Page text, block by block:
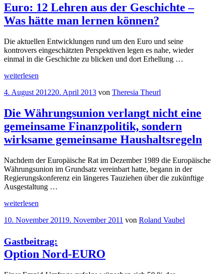
–
Das
süße
von
Zinsober-
und
Euro: 12 Lehren aus der Geschichte –
Was hätte man lernen können?
Die aktuellen Entwicklungen rund um den Euro und seine
kontrovers eingeschätzten Perspektiven legen es nahe, wieder
einmal in die Geschichte zu blicken und dort Erhellung …
„Euro:
Lehren
der
Geschichte
–
Was
hätte
lernen
können?“
weiterlesen
Veröffentlicht
4. August 201220. April 2013 von Theresia Theurl
Die Währungsunion verlangt nicht eine
gemeinsame Finanzpolitik, sondern
wirksame gemeinsame Haushaltsregeln
Nachdem der Europäische Rat im Dezember 1989 die Europäische
Währungsunion im Grundsatz vereinbart hatte, begann in der
Regierungskonferenz ein längeres Tauziehen über die zukünftige
Ausgestaltung …
„Die
verlangt
eine
gemeinsame
Finanzpolitik,
weiterlesen
Veröffentlicht
10. November 20119. November 2011 von Roland Vaubel
Gastbeitrag:
Option Nord-EURO